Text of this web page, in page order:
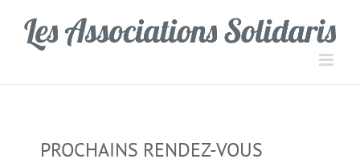
contenu
PROCHAINS RENDEZ-VOUS